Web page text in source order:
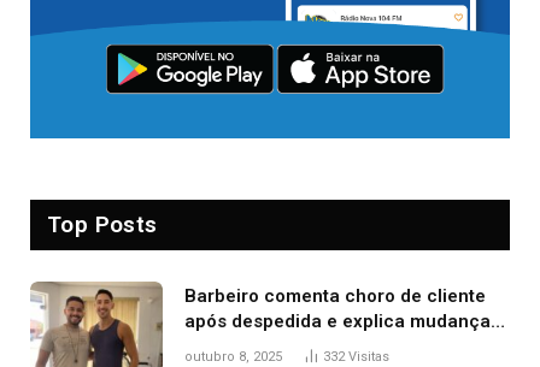
Top Posts
Barbeiro comenta choro de cliente
após despedida e explica mudança
para o TO: ‘Não esperava atingir
outubro 8, 2025 332Visitas